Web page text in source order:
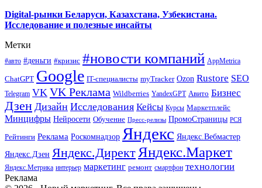
Digital-рынки Беларуси, Казахстана, Узбекистана.
Исследование и полезные инсайты
Метки
#авто #деньги #кризис #новости компаний AppMetrica
ChatGPT Google IT-специалисты myTracker Ozon Rustore SEO
Telegram VK VK Реклама Wildberries YandexGPT Авито Бизнес
Дзен Дизайн Исследования Кейсы Курсы Маркетплейс
Минцифры Нейросети Обучение Пресс-релизы ПромоСтраницы РСЯ
Рейтинги Реклама Роскомнадзор Яндекс Яндекс.Вебмастер
Яндекс.Дзен Яндекс.ДиректЯндекс.Маркет
Яндекс.Метрика интерьер маркетинг ремонт смартфон технологии
Реклама